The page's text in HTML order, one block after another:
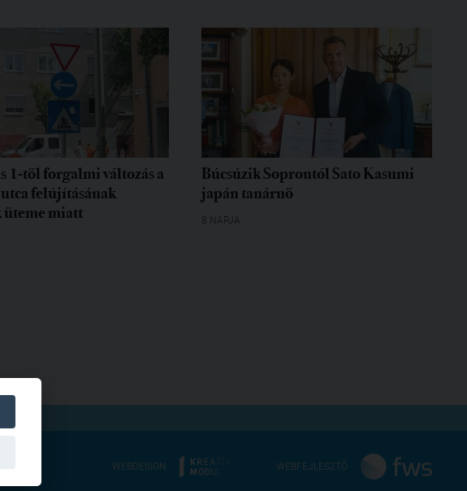
1-től forgalmi változás a
felújításának
miatt
Búcsúzik Soprontól Sato Kasumi
japán tanárnő
8 NAPJA
WEBDESIGN WEBFEJLESZTŐ